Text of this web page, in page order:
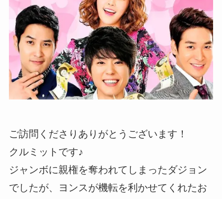
ご訪問くださりありがとうございます！
クルミットです♪
ジャンボに親権を奪われてしまったダジョン
でしたが、ヨンスが機転を利かせてくれたお